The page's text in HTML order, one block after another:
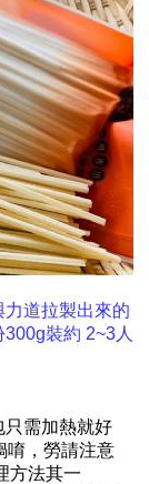
道拉製出來的
裝約 2~3人
需加熱就好
唷，勞請注意
方法其一